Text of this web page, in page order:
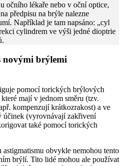
očního lékaře nebo v oční optice,
předpisu na brýle nalezne
Například je tam napsáno: „cyl
cylindrem ve výši jedné dioptrie
.
novými brýlemi
pomocí torických brýlových
mají v jednom směru (tzv.
kompenzují krátkozrakost) a ve
účinek (vyrovnávají zakřivení
také pomocí torických
obvykle nemohou tento
brýlí. Tito lidé mohou ale používat